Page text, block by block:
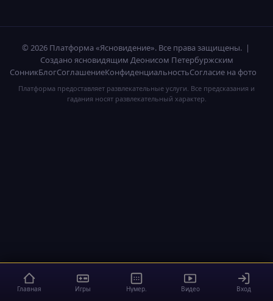
© 2026 Платформа «Ясновидение». Все права защищены. |
Создано ясновидящим Деонисом Петербуржским
СонникБлогСоглашениеКонфиденциальностьСогласие на фото
Платформа предоставляет развлекательные услуги. Все предсказания и
гадания носят развлекательный характер.
Главная Игры Нумер. Видео Вход